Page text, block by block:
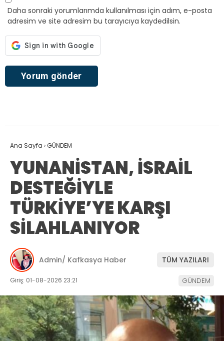
Daha sonraki yorumlarımda kullanılması için adım, e-posta
adresim ve site adresim bu tarayıcıya kaydedilsin.
Ana Sayfa ›GÜNDEM
YUNANİSTAN, İSRAİL
DESTEĞİYLE
TÜRKİYE’YE KARŞI
SİLAHLANIYOR
Admin/ Kafkasya Haber TÜM YAZILARI
Giriş: 01-08-2026 23:21 GÜNDEM